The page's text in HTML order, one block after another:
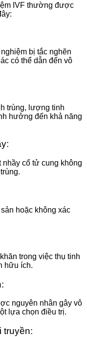
IVF thường được
bị tắc nghẽn
có thể dẫn đến vô
trùng, lượng tinh
hưởng đến khả năng
nhầy cổ tử cung không
hoặc không xác
trong việc thụ tinh
hữu ích.
nguyên nhân gây vô
lựa chọn điều trị.
truyền: